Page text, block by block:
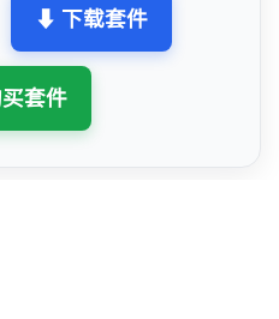
⬇ 下载套件
套件